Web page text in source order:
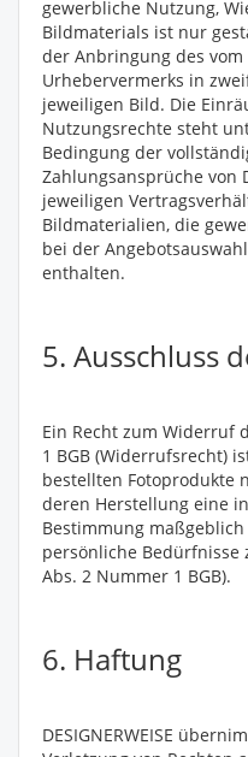
gewerbliche Nutzung,
Bildmaterials ist nur
der Anbringung des
Urhebervermerks in
jeweiligen Bild. Die
Nutzungsrechte steht
Bedingung der
Zahlungsansprüche von
jeweiligen
Bildmaterialien, die
bei der
enthalten.
5. Ausschluss
Ein Recht zum Widerruf
1 BGB (Widerrufsrecht)
bestellten Fotoprodukte
deren Herstellung eine
Bestimmung
persönliche Bedürfnisse
Abs. 2 Nummer 1 BGB).
6. Haftung
DESIGNERWEISE